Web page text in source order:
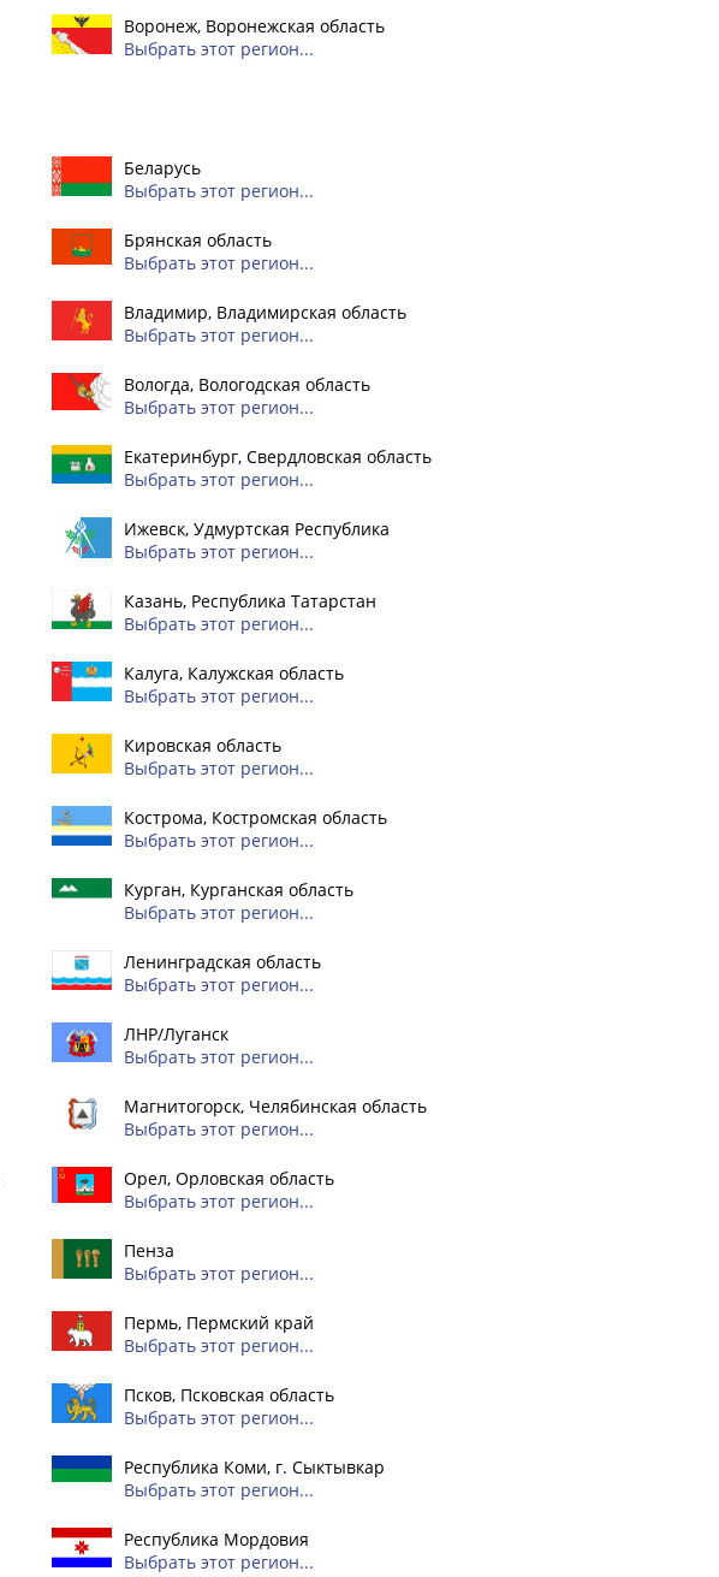
Воронеж, Воронежская область
Выбрать этот регион...
Беларусь
Выбрать этот регион...
Брянская область
Выбрать этот регион...
Владимир, Владимирская область
Выбрать этот регион...
Вологда, Вологодская область
Выбрать этот регион...
Екатеринбург, Свердловская область
Выбрать этот регион...
Ижевск, Удмуртская Республика
Выбрать этот регион...
Казань, Республика Татарстан
Выбрать этот регион...
Калуга, Калужская область
Выбрать этот регион...
Кировская область
Выбрать этот регион...
Кострома, Костромская область
Выбрать этот регион...
Курган, Курганская область
Выбрать этот регион...
Ленинградская область
Выбрать этот регион...
ЛНР/Луганск
Выбрать этот регион...
Магнитогорск, Челябинская область
Выбрать этот регион...
Орел, Орловская область
Выбрать этот регион...
Пенза
Выбрать этот регион...
Пермь, Пермский край
Выбрать этот регион...
Псков, Псковская область
Выбрать этот регион...
Республика Коми, г. Сыктывкар
Выбрать этот регион...
Республика Мордовия
Выбрать этот регион...